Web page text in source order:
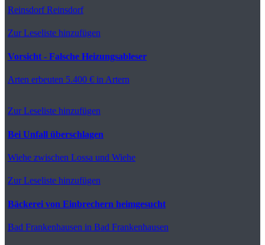
ReinsdorfReinsdorf
Zur Leseliste hinzufügen
Vorsicht - Falsche Heizungsableser
Arten erbeuten 5.400 € in Artern
Zur Leseliste hinzufügen
Bei Unfall überschlagen
Wiehe zwischen Lossa und Wiehe
Zur Leseliste hinzufügen
Bäckerei von Einbrechern heimgesucht
Bad Frankenhausen in Bad Frankenhausen